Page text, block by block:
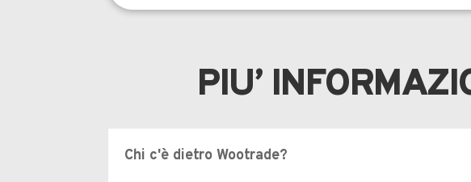
PIU’
Chi c'è dietro Wootrade?